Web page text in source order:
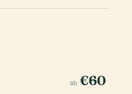
ab €60